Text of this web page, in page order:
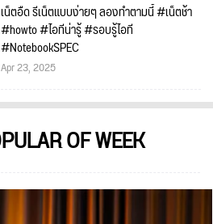
เน็ตอืด รีเน็ตแบบง่ายๆ ลองทำตามนี้ #เน็ตช้า
#howto #ไอทีน่ารู้ #รอบรู้ไอที
#NotebookSPEC
Apr 23, 2025
OF WEEK